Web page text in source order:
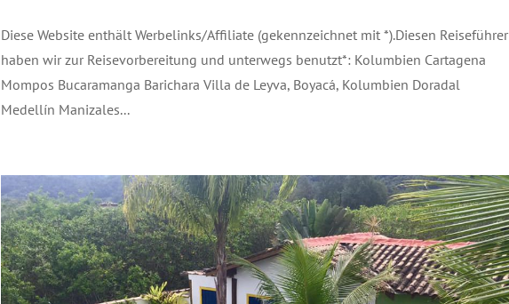
Diese Website enthält Werbelinks/Affiliate (gekennzeichnet mit *).Diesen Reiseführer
haben wir zur Reisevorbereitung und unterwegs benutzt*: Kolumbien Cartagena
Mompos Bucaramanga Barichara Villa de Leyva, Boyacá, Kolumbien Doradal
Medellín Manizales...